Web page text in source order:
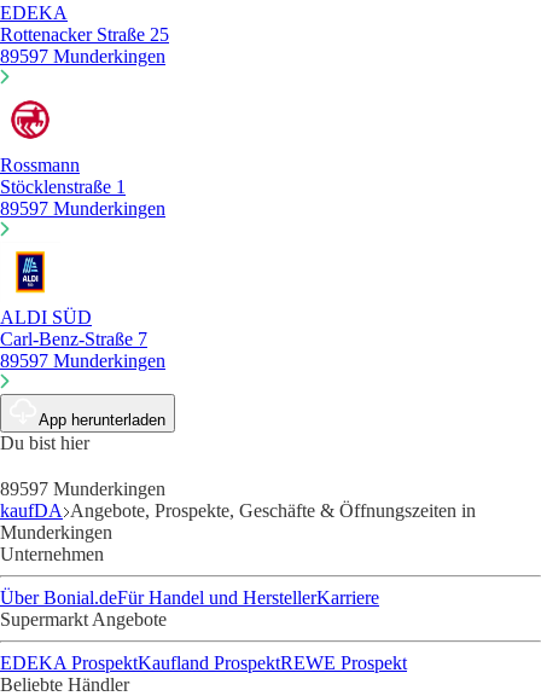
EDEKA
Rottenacker Straße 25
89597 Munderkingen
Rossmann
Stöcklenstraße 1
89597 Munderkingen
ALDI SÜD
Carl-Benz-Straße 7
89597 Munderkingen
App herunterladen
Du bist hier
89597 Munderkingen
kaufDA Angebote, Prospekte, Geschäfte & Öffnungszeiten in
Munderkingen
Unternehmen
Über Bonial.deFür Handel und HerstellerKarriere
Supermarkt Angebote
EDEKA ProspektKaufland ProspektREWE Prospekt
Beliebte Händler